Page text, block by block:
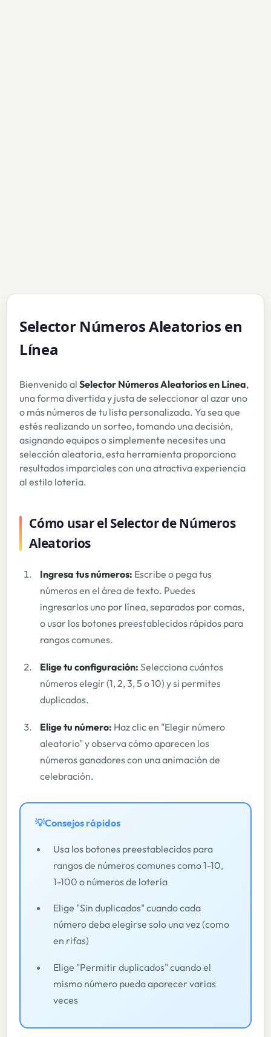
Selector Números Aleatorios en
Línea
Bienvenido alSelector Números Aleatorios en Línea,
una forma divertida y justa de seleccionar al azar uno
o más números de tu lista personalizada. Ya sea que
estés realizando un sorteo, tomando una decisión,
asignando equipos o simplemente necesites una
selección aleatoria, esta herramienta proporciona
resultados imparciales con una atractiva experiencia
al estilo lotería.
Cómo usar el Selector de Números
Aleatorios
Ingresa tus números: Escribe o pega tus
números en el área de texto. Puedes
ingresarlos uno por línea, separados por comas,
o usar los botones preestablecidos rápidos para
rangos comunes.
Elige tu configuración: Selecciona cuántos
números elegir (1, 2, 3, 5 o 10) y si permites
duplicados.
Elige tu número: Haz clic en "Elegir número
aleatorio" y observa cómo aparecen los
números ganadores con una animación de
celebración.
💡Consejos rápidos
Usa los botones preestablecidos para
rangos de números comunes como 1-10,
1-100 o números de lotería
Elige "Sin duplicados" cuando cada
número deba elegirse solo una vez (como
en rifas)
Elige "Permitir duplicados" cuando el
mismo número pueda aparecer varias
veces